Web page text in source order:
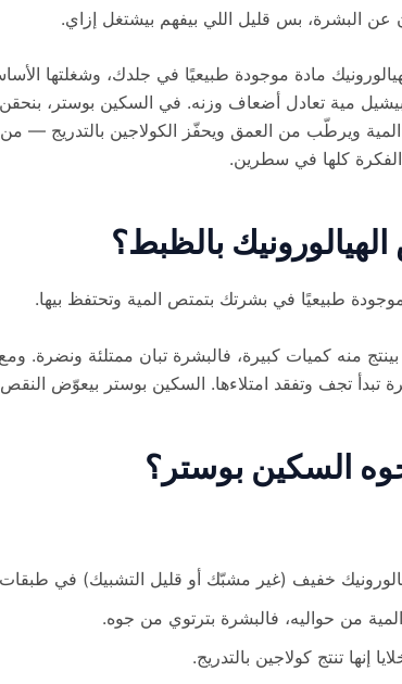
عن البشرة، بس قليل اللي بيفهم بيشتغل إزاي.
مادة موجودة طبيعيًا في جلدك، وشغلتها
بيشيل مية تعادل أضعاف وزنه. في السكين بوستر،
ويرطّب من العمق ويحفّز الكولاجين بالتدريج —
كلها في سطرين.
بالظبط؟
طبيعيًا في بشرتك بتمتص المية وتحتفظ بيها.
منه كميات كبيرة، فالبشرة تبان ممتلئة ونضرة.
تبدأ تجف وتفقد امتلاءها. السكين بوستر بيعوّض
السكين بوستر؟
خفيف (غير مشبّك أو قليل التشبيك) في طبقات
من حواليه، فالبشرة بترتوي من جوه.
إنها تنتج كولاجين بالتدريج.